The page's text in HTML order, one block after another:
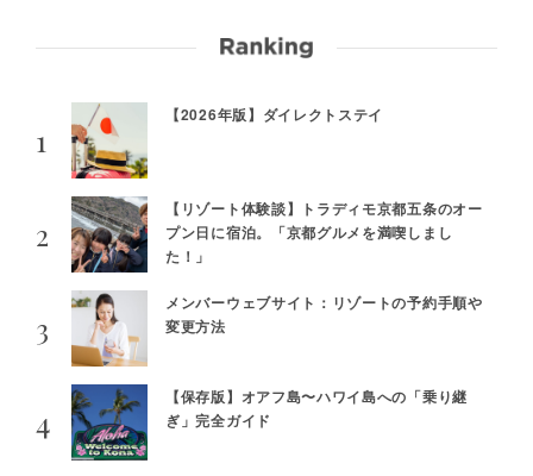
【2026年版】ダイレクトステイ
【リゾート体験談】トラディモ京都五条のオー
プン日に宿泊。「京都グルメを満喫しまし
た！」
メンバーウェブサイト：リゾートの予約手順や
変更方法
【保存版】オアフ島〜ハワイ島への「乗り継
ぎ」完全ガイド